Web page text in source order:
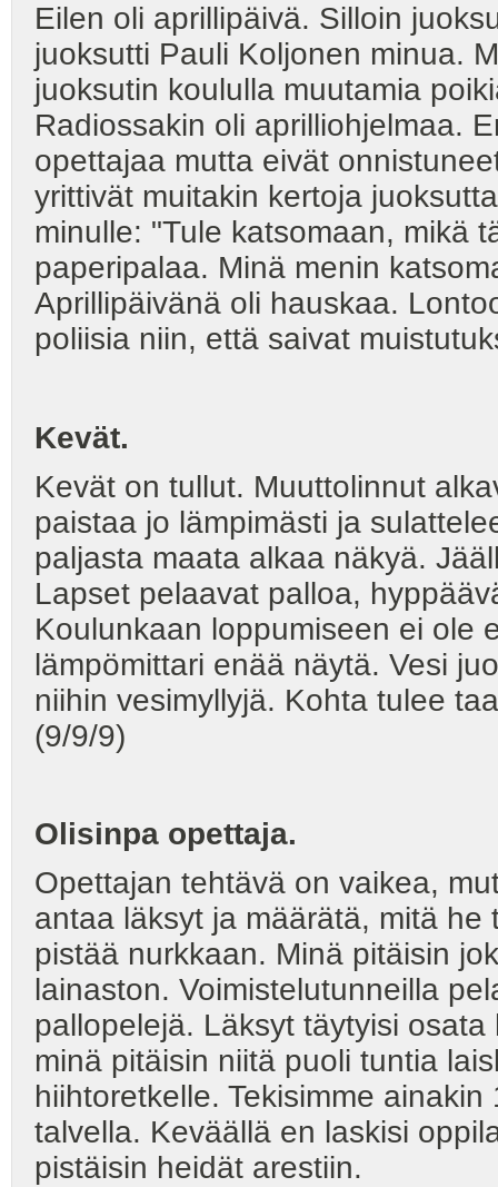
Eilen oli aprillipäivä. Silloin
juoksutti Pauli Koljonen minua.
juoksutin koululla muutamia
Radiossakin oli aprilliohjelmaa.
opettajaa mutta eivät
yrittivät muitakin kertoja
minulle: "Tule katsomaan, mikä
paperipalaa. Minä menin
Aprillipäivänä oli hauskaa.
poliisia niin, että saivat
Kevät.
Kevät on tullut. Muuttolinnut
paistaa jo lämpimästi ja
paljasta maata alkaa näkyä.
Lapset pelaavat palloa,
Koulunkaan loppumiseen ei ole
lämpömittari enää näytä. Vesi
niihin vesimyllyjä. Kohta tulee
(9/9/9)
Olisinpa opettaja.
Opettajan tehtävä on vaikea,
antaa läksyt ja määrätä, mitä
pistää nurkkaan. Minä pitäisin
lainaston. Voimistelutunneilla
pallopelejä. Läksyt täytyisi
minä pitäisin niitä puoli tuntia
hiihtoretkelle. Tekisimme
talvella. Keväällä en laskisi
pistäisin heidät arestiin.